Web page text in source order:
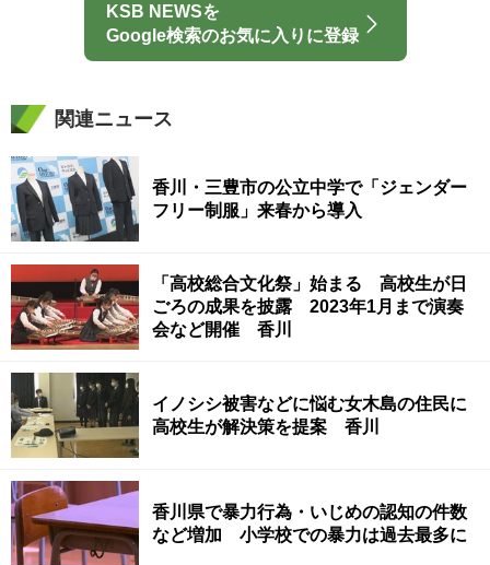
KSB NEWSを
Google検索のお気に入りに登録
関連ニュース
香川・三豊市の公立中学で「ジェンダー
フリー制服」来春から導入
「高校総合文化祭」始まる 高校生が日
ごろの成果を披露 2023年1月まで演奏
会など開催 香川
イノシシ被害などに悩む女木島の住民に
高校生が解決策を提案 香川
香川県で暴力行為・いじめの認知の件数
など増加 小学校での暴力は過去最多に